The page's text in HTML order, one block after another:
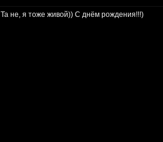
Та не, я тоже живой)) С днём рождения!!!)